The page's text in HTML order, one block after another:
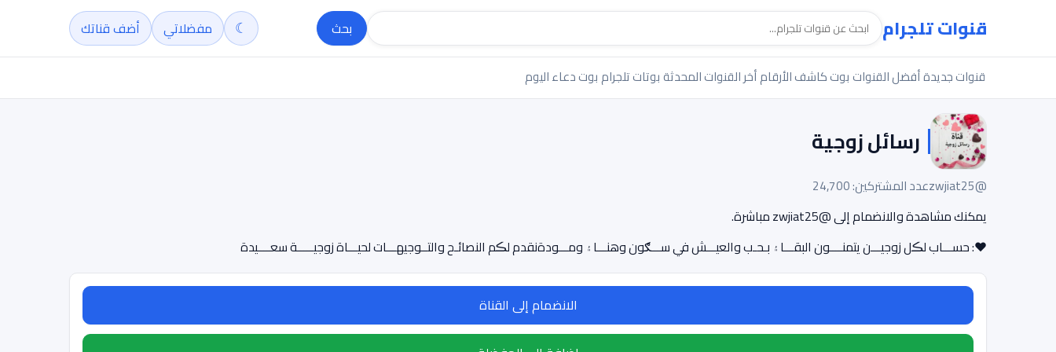
قنوات تلجرام بحث ☾ مفضلاتي أضف قناتك
قنوات جديدةأفضل القنواتبوت كاشف الأرقامأخر القنوات المحدثةبوتات تلجرام بوت دعاء اليوم
رسائل زوجية
@zwjiat25
عدد المشتركين: 24,700
يمكنك مشاهدة والانضمام إلى @zwjiat25 مباشرة.
♥: حســـاب لڪل زوجيـــن يتمنــــون البقـــا۽ بـحـب والعيـــش في ســـګون وهنـــا۽ ومـــودةنقدم لڪم النصائـح والتــوجيهـــات لحيـــاة زوجيـــــة سعــــيدة
الانضمام إلى القناة